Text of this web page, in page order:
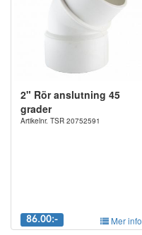
2" Rör anslutning 45
grader
Artikelnr. TSR 20752591
86.00:- Mer info